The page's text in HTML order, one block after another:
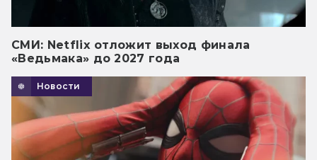
СМИ: Netflix отложит выход финала
«Ведьмака» до 2027 года
Новости